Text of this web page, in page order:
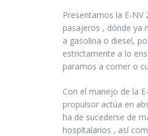
Presentamos la E-
pasajeros , dónde ya
a gasolina o diesel,
estrictamente a lo
paramos a comer o
Con el manejo de la
propulsor actúa en
ha de sucederse de
hospitalarios , así